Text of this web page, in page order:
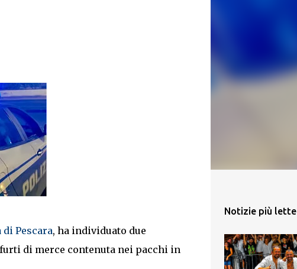
Pescara, ha individuato due
di merce contenuta nei pacchi in
Notizie più lette